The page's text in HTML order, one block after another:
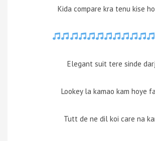
Kida compare kra tenu kise
Elegant suit tere sinde
Lookey la kamao kam hoye
Tutt de ne dil koi care na